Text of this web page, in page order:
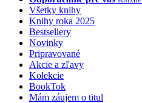
Všetky knihy
Knihy roka 2025
Bestsellery
Novinky
Pripravované
Akcie a zľavy
Kolekcie
BookTok
Mám záujem o titul